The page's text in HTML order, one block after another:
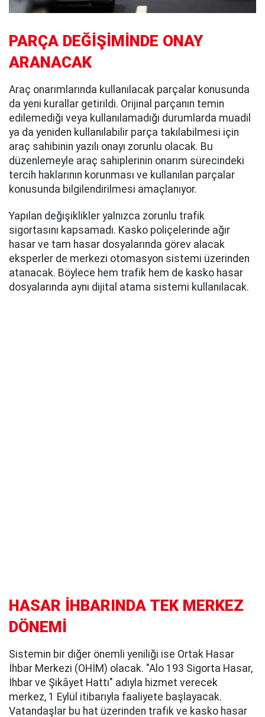
PARÇA DEĞİŞİMİNDE ONAY
ARANACAK
Araç onarımlarında kullanılacak parçalar konusunda
da yeni kurallar getirildi. Orijinal parçanın temin
edilemediği veya kullanılamadığı durumlarda muadil
ya da yeniden kullanılabilir parça takılabilmesi için
araç sahibinin yazılı onayı zorunlu olacak. Bu
düzenlemeyle araç sahiplerinin onarım sürecindeki
tercih haklarının korunması ve kullanılan parçalar
konusunda bilgilendirilmesi amaçlanıyor.
Yapılan değişiklikler yalnızca zorunlu trafik
sigortasını kapsamadı. Kasko poliçelerinde ağır
hasar ve tam hasar dosyalarında görev alacak
eksperler de merkezi otomasyon sistemi üzerinden
atanacak. Böylece hem trafik hem de kasko hasar
dosyalarında aynı dijital atama sistemi kullanılacak.
HASAR İHBARINDA TEK MERKEZ
DÖNEMİ
Sistemin bir diğer önemli yeniliği ise Ortak Hasar
İhbar Merkezi (OHİM) olacak. "Alo 193 Sigorta Hasar,
İhbar ve Şikâyet Hattı" adıyla hizmet verecek
merkez, 1 Eylül itibarıyla faaliyete başlayacak.
Vatandaşlar bu hat üzerinden trafik ve kasko hasar